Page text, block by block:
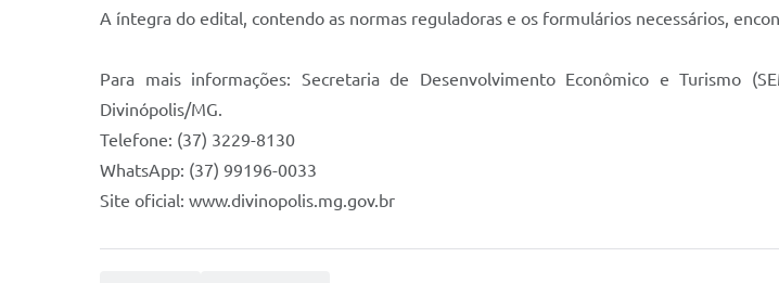
A íntegra do edital, contendo as normas reguladoras e os formulários necessários,
Para mais informações: Secretaria de Desenvolvimento Econômico e Turismo
Divinópolis/MG.
Telefone: (37) 3229-8130
WhatsApp: (37) 99196-0033
Site oficial: www.divinopolis.mg.gov.br